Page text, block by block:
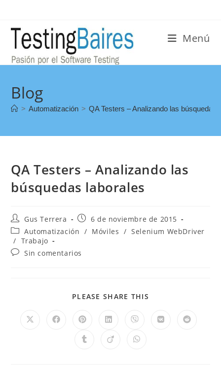
Menú
Blog
> Automatización > QA Testers – Analizando las búsquedas
QA Testers – Analizando las
búsquedas laborales
Gus Terrera
6 de noviembre de 2015
Automatización / Móviles / Selenium WebDriver
/ Trabajo
Sin comentarios
PLEASE SHARE THIS